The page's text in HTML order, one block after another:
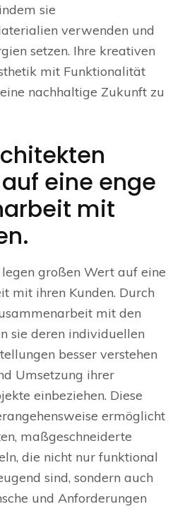
sie
verwenden und
setzen. Ihre kreativen
mit Funktionalität
nachhaltige Zukunft zu
eine enge
mit
großen Wert auf eine
mit ihren Kunden. Durch
mit den
sie deren individuellen
besser verstehen
Umsetzung ihrer
einbeziehen. Diese
ermöglicht
maßgeschneiderte
die nicht nur funktional
sind, sondern auch
und Anforderungen